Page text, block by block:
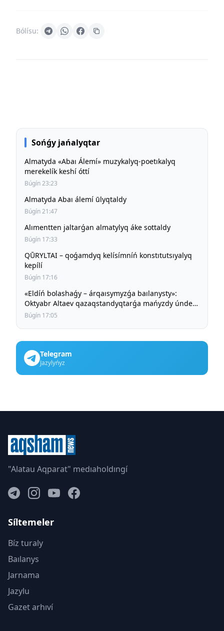
Bólísu:
Sońǵy jańalyqtar
Almatyda «Abaı Álemí» muzykalyq-poetıkalyq
merekelík keshí óttí
Búgín 23:23
Almatyda Abaı álemí ūlyqtaldy
Búgín 21:47
Alımentten jaltarǵan almatylyq áke sottaldy
Búgín 17:33
QŪRYLTAI – qoǵamdyq kelísímníń konstıtutsıyalyq
kepílí
Búgín 17:16
«Eldíń bolashaǵy – árqaısymyzǵa baılanysty»:
Oktyabr Altaev qazaqstandyqtarǵa mańyzdy úndeu
jasady
Búgín 17:05
Telegram
Jazylyńyz
"Alatau Aqparat" medıaholdıngí
Síltemeler
Bíz turaly
Baılanys
Jarnama
Jazylu
Gazet arhıví